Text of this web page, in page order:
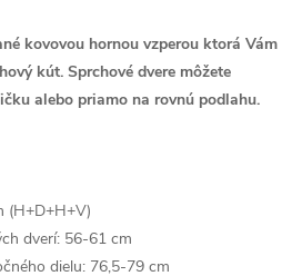
kovovou hornou vzperou ktorá Vám
kút. Sprchové dvere môžete
alebo priamo na rovnú podlahu.
(H+D+H+V)
dverí: 56-61 cm
dielu: 76,5-79 cm